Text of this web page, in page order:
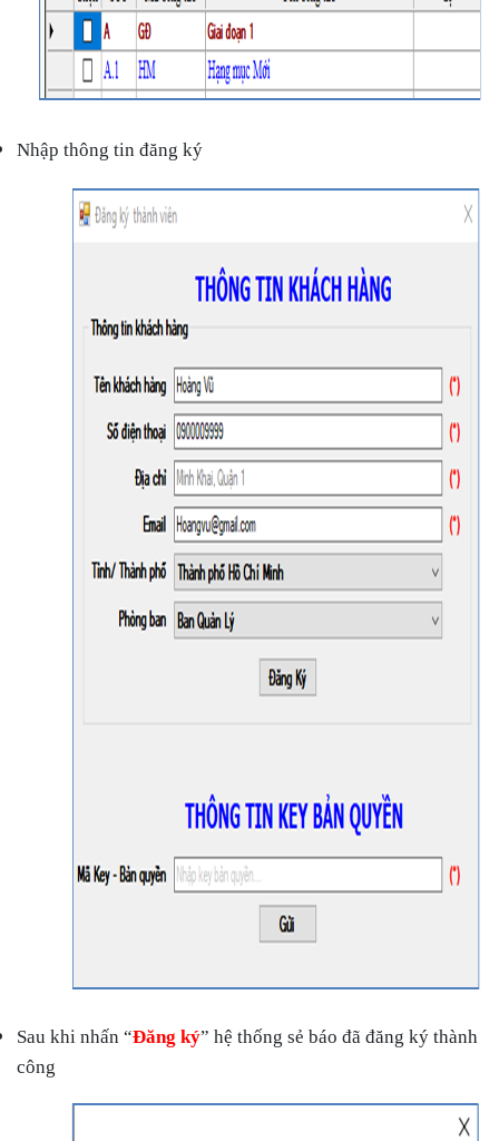
Nhập thông tin đăng ký
Sau khi nhấn “Đăng ký” hệ thống sẻ báo đã đăng ký thành
công